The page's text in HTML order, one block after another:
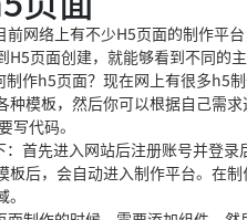
前网络上有不少H5页面的制作平
H5页面创建，就能够看到不同的
作h5页面？现在网上有很多h5
种模板，然后你可以根据自己需
写代码。
首先进入网站后注册账号并登
板后，会自动进入制作平台。在